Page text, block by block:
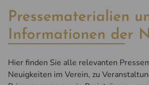
Pressematerialien
Informationen der
Hier finden Sie alle relevanten
Neuigkeiten im Verein, zu